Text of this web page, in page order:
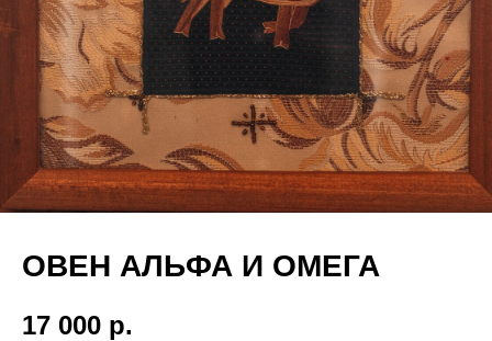
ОВЕН АЛЬФА И ОМЕГА
17 000 р.